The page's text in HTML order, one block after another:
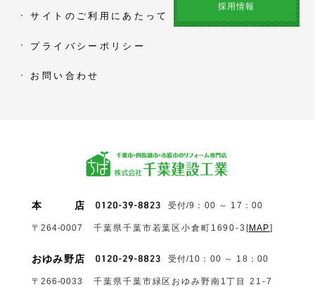
サイトのご利用にあたって
プライバシーポリシー
お問い合わせ
採用情報
本 店 受付/9：00 ～ 17：00
〒264-0007 千葉県千葉市若葉区小倉町1690‐3 [MAP]
おゆみ野店 受付/10：00 ～ 18：00
〒266-0033
千葉県千葉市緑区おゆみ野南1丁目 21-7